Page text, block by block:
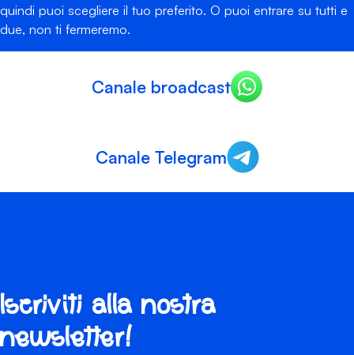
quindi puoi scegliere il tuo preferito. O puoi entrare su tutti e
due, non ti fermeremo.
Canale broadcast
Canale Telegram
Iscriviti alla nostra
newsletter!